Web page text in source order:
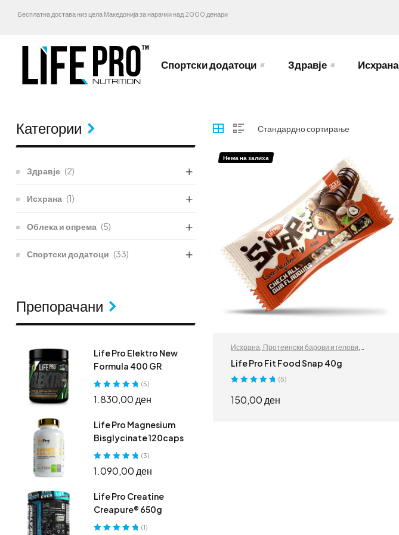
Бесплатна достава низ цела Македонија за нарачки над 2000 денари
Спортски додатоци Здравје Исхрана
Нема на залиха
Исхрана, Протеински барови и гелови,
Спортски додатоци
Life Pro Fit Food Snap 40g
од 5
(5)
150,00 ден
Категории
Здравје (2)
Исхрана (1)
Облека и опрема (5)
Спортски додатоци (33)
Препорачани
Life Pro Elektro New
Formula 400 GR
Оценето
5.00
(5)
1.830,00ден
Life Pro Magnesium
Bisglycinate 120caps
Оценето
5.00
(3)
1.090,00ден
Life Pro Creatine
Creapure® 650g
(1)